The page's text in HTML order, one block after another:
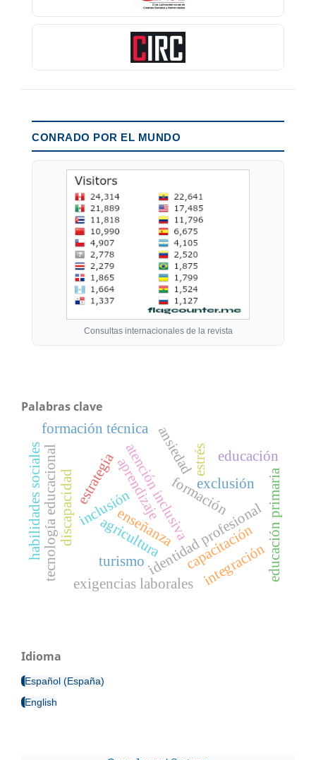
CONRADO POR EL MUNDO
Consultas internacionales de la revista
Palabras clave
formación
atención inclusiva
identidad profesional
enseñanza
aprendizaje
inclusión
exclusión
discapacidad
capacitación
tecnología educacional estrés
ansiedad
exigencias laborales
agricultura
formación técnica
turismo
habilidades sociales educación primaria
educación
integración
estrategia
Idioma
Español (España)
English